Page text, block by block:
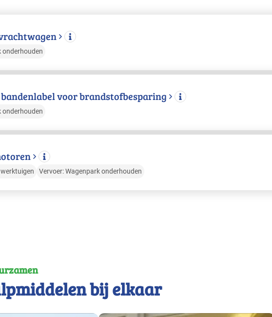
onderhouden
voor brandstofbesparing
onderhouden
Vervoer: Wagenpark onderhouden
bij elkaar